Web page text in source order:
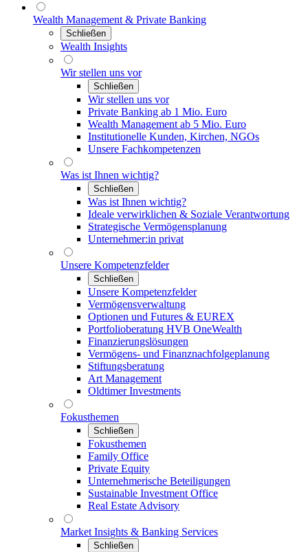
Wealth Management & Private Banking
Schließen
Wealth Insights
Wir stellen uns vor
Schließen
Wir stellen uns vor
Private Banking ab 1 Mio. Euro
Wealth Management ab 5 Mio. Euro
Institutionelle Kunden, Kirchen, NGOs
Unsere Fachkompetenzen
Was ist Ihnen wichtig?
Schließen
Was ist Ihnen wichtig?
Ideale verwirklichen & Soziale Verantwortung
Strategische Vermögensplanung
Unternehmer:in privat
Unsere Kompetenzfelder
Schließen
Unsere Kompetenzfelder
Vermögensverwaltung
Optionen und Futures & EUREX
Portfolioberatung HVB OneWealth
Finanzierungslösungen
Vermögens- und Finanznachfolgeplanung
Stiftungsberatung
Art Management
Oldtimer Investments
Fokusthemen
Schließen
Fokusthemen
Family Office
Private Equity
Unternehmerische Beteiligungen
Sustainable Investment Office
Real Estate Advisory
Market Insights & Banking Services
Schließen